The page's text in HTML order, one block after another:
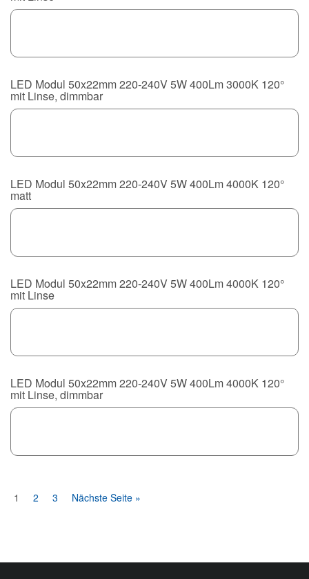
LED Modul 50x22mm 220-240V 5W 400Lm 3000K 120°
mit Linse, dimmbar
LED Modul 50x22mm 220-240V 5W 400Lm 4000K 120°
matt
LED Modul 50x22mm 220-240V 5W 400Lm 4000K 120°
mit Linse
LED Modul 50x22mm 220-240V 5W 400Lm 4000K 120°
mit Linse, dimmbar
1 2 3 Nächste Seite »